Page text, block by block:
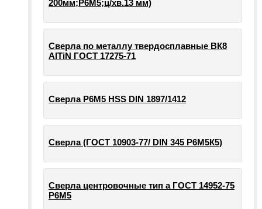
200мм;Р6М5;ц/хв.13 мм)
Сверла по металлу твердосплавные ВК8
AlTiN ГОСТ 17275-71
Сверла Р6М5 HSS DIN 1897/1412
Сверла (ГОСТ 10903-77/ DIN 345 Р6М5К5)
Сверла центровочные тип а ГОСТ 14952-75
Р6М5